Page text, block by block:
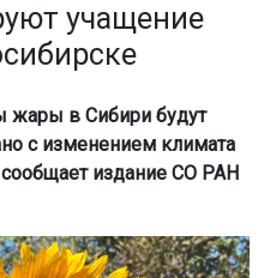
учащение
жары в Сибири будут
с изменением климата
издание СО РАН